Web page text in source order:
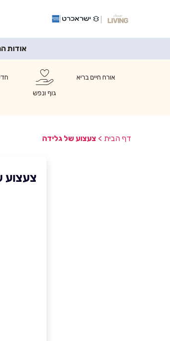
אודות
אורח חיים בריא
גוף ונפש
דף הבית > צעצוע של גלידה
צעצוע